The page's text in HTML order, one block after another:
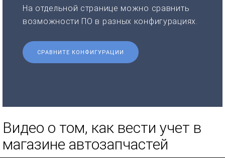
На отдельной странице можно сравнить
возможности ПО в разных конфигурациях.
СРАВНИТЕ КОНФИГУРАЦИИ
Видео о том, как вести учет в
магазине автозапчастей